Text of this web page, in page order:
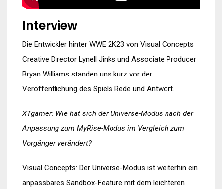
Interview
Die Entwickler hinter WWE 2K23 von Visual Concepts
Creative Director Lynell Jinks und Associate Producer
Bryan Williams standen uns kurz vor der
Veröffentlichung des Spiels Rede und Antwort.
XTgamer: Wie hat sich der Universe-Modus nach der
Anpassung zum MyRise-Modus im Vergleich zum
Vorgänger verändert?
Visual Concepts: Der Universe-Modus ist weiterhin ein
anpassbares Sandbox-Feature mit dem leichteren